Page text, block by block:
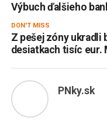
Výbuch ďalšieho
DON'T MISS
Z pešej zóny ukradli
desiatkach tisíc eur.
PNky.sk